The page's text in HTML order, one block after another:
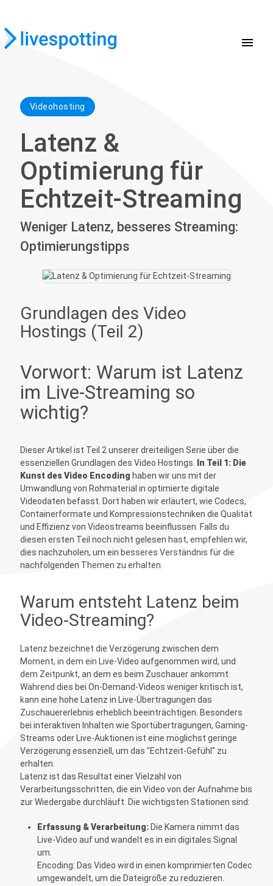
menu
Videohosting
Latenz &
Optimierung für
Echtzeit-Streaming
Weniger Latenz, besseres Streaming:
Optimierungstipps
Grundlagen des Video
Hostings (Teil 2)
Vorwort: Warum ist Latenz
im Live-Streaming so
wichtig?
Dieser Artikel ist Teil 2 unserer dreiteiligen Serie über die
essenziellen Grundlagen des Video Hostings. In Teil 1: Die
Kunst des Video Encoding haben wir uns mit der
Umwandlung von Rohmaterial in optimierte digitale
Videodaten befasst. Dort haben wir erläutert, wie Codecs,
Containerformate und Kompressionstechniken die Qualität
und Effizienz von Videostreams beeinflussen. Falls du
diesen ersten Teil noch nicht gelesen hast, empfehlen wir,
dies nachzuholen, um ein besseres Verständnis für die
nachfolgenden Themen zu erhalten.
Warum entsteht Latenz beim
Video-Streaming?
Latenz bezeichnet die Verzögerung zwischen dem
Moment, in dem ein Live-Video aufgenommen wird, und
dem Zeitpunkt, an dem es beim Zuschauer ankommt.
Während dies bei On-Demand-Videos weniger kritisch ist,
kann eine hohe Latenz in Live-Übertragungen das
Zuschauererlebnis erheblich beeinträchtigen. Besonders
bei interaktiven Inhalten wie Sportübertragungen, Gaming-
Streams oder Live-Auktionen ist eine möglichst geringe
Verzögerung essenziell, um das "Echtzeit-Gefühl" zu
erhalten.
Latenz ist das Resultat einer Vielzahl von
Verarbeitungsschritten, die ein Video von der Aufnahme bis
zur Wiedergabe durchläuft. Die wichtigsten Stationen sind:
Erfassung & Verarbeitung:Die Kamera nimmt das
Live-Video auf und wandelt es in ein digitales Signal
um.
Encoding: Das Video wird in einen komprimierten Codec
umgewandelt, um die Dateigröße zu reduzieren.